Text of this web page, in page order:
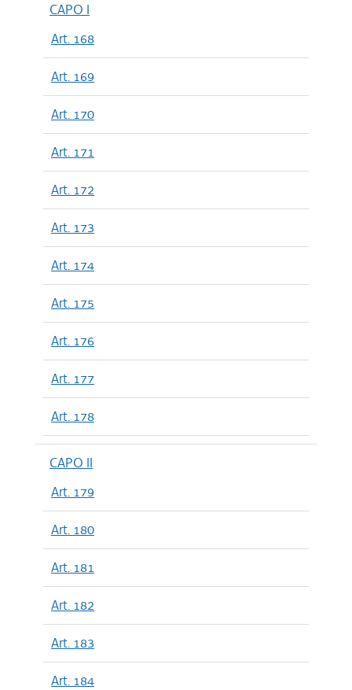
CAPO I
Art. 168
Art. 169
Art. 170
Art. 171
Art. 172
Art. 173
Art. 174
Art. 175
Art. 176
Art. 177
Art. 178
CAPO II
Art. 179
Art. 180
Art. 181
Art. 182
Art. 183
Art. 184